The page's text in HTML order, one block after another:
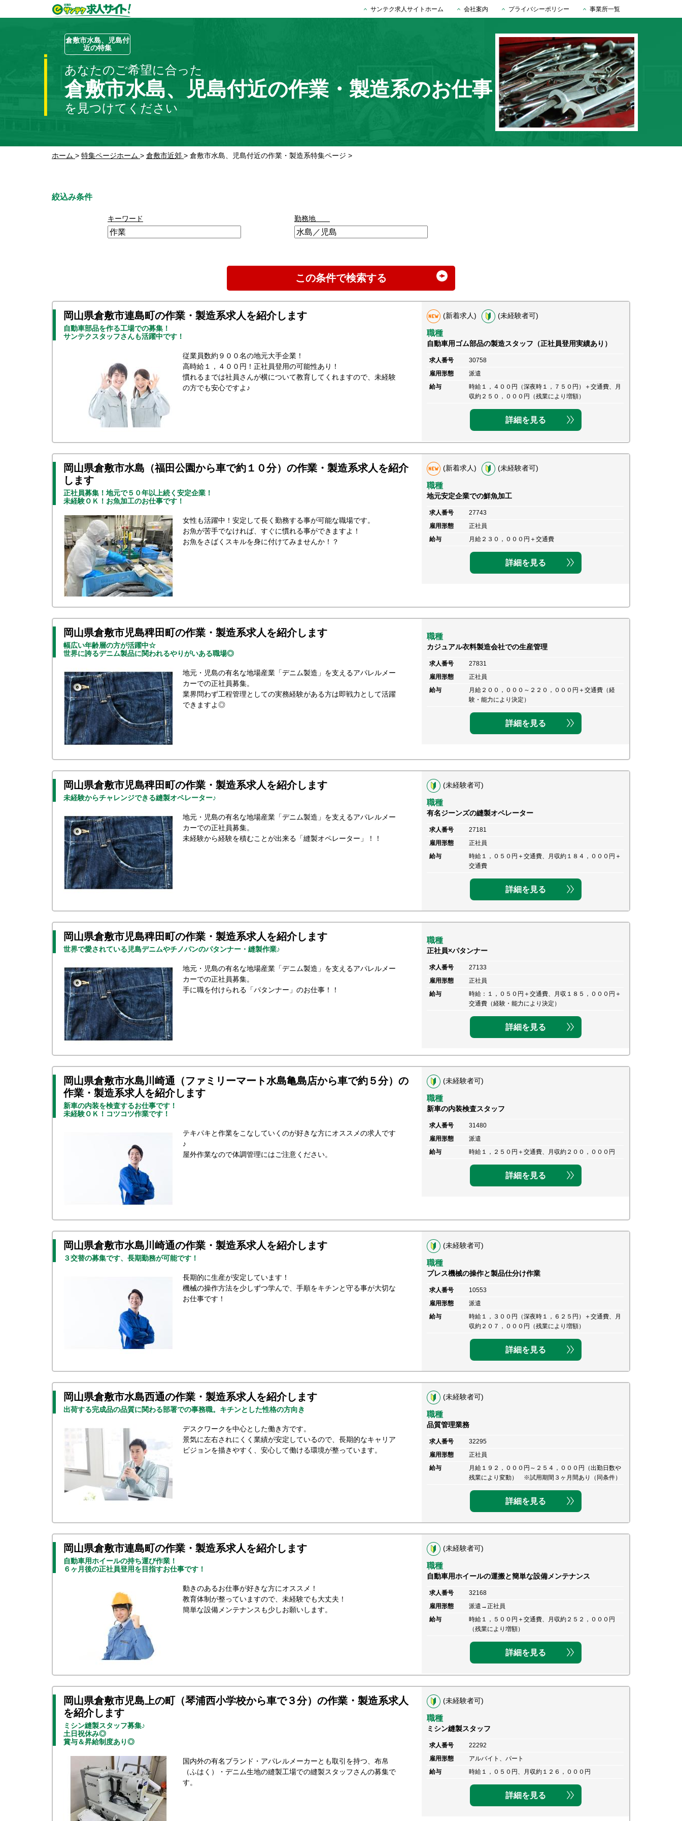
サンテク求人サイトホーム 会社案内 プライバシーポリシー 事業所一覧
倉敷市水島、児島付
近の特集
あなたのご希望に合った
倉敷市水島、児島付近の作業・製造系のお仕事
を見つけてください
ホーム > 特集ページホーム > 倉敷市近郊 > 倉敷市水島、児島付近の作業・製造系特集ページ >
絞込み条件
キーワード 勤務地
この条件で検索する
岡山県倉敷市連島町の作業・製造系求人を紹介します
自動車部品を作る工場での募集！
サンテクスタッフさんも活躍中です！
従業員数約９００名の地元大手企業！
高時給１，４００円！正社員登用の可能性あり！
慣れるまでは社員さんが横について教育してくれますので、未経験
の方でも安心ですよ♪
(新着求人) (未経験者可)
職種
自動車用ゴム部品の製造スタッフ（正社員登用実績あり）
求人番号
30758
雇用形態
派遣
給与
時給１，４００円（深夜時１，７５０円）＋交通費、月
収約２５０，０００円（残業により増額）
詳細を見る
岡山県倉敷市水島（福田公園から車で約１０分）の作業・製造系求人を紹介
します
正社員募集！地元で５０年以上続く安定企業！
未経験ＯＫ！お魚加工のお仕事です！
女性も活躍中！安定して長く勤務する事が可能な職場です。
お魚が苦手でなければ、すぐに慣れる事ができますよ！
お魚をさばくスキルを身に付けてみませんか！？
(新着求人) (未経験者可)
職種
地元安定企業での鮮魚加工
求人番号
27743
雇用形態
正社員
給与
月給２３０，０００円＋交通費
詳細を見る
岡山県倉敷市児島稗田町の作業・製造系求人を紹介します
幅広い年齢層の方が活躍中☆
世界に誇るデニム製品に関われるやりがいある職場◎
地元・児島の有名な地場産業「デニム製造」を支えるアパレルメー
カーでの正社員募集。
業界問わず工程管理としての実務経験がある方は即戦力として活躍
できますよ◎
職種
カジュアル衣料製造会社での生産管理
求人番号
27831
雇用形態
正社員
給与
月給２００，０００～２２０，０００円＋交通費（経
験・能力により決定）
詳細を見る
岡山県倉敷市児島稗田町の作業・製造系求人を紹介します
未経験からチャレンジできる縫製オペレーター♪
地元・児島の有名な地場産業「デニム製造」を支えるアパレルメー
カーでの正社員募集。
未経験から経験を積むことが出来る「縫製オペレーター」！！
(未経験者可)
職種
有名ジーンズの縫製オペレーター
求人番号
27181
雇用形態
正社員
給与
時給１，０５０円＋交通費、月収約１８４，０００円＋
交通費
詳細を見る
岡山県倉敷市児島稗田町の作業・製造系求人を紹介します
世界で愛されている児島デニムやチノパンのパタンナー・縫製作業♪
地元・児島の有名な地場産業「デニム製造」を支えるアパレルメー
カーでの正社員募集。
手に職を付けられる「パタンナー」のお仕事！！
職種
正社員×パタンナー
求人番号
27133
雇用形態
正社員
給与
時給：１，０５０円＋交通費、月収１８５，０００円＋
交通費（経験・能力により決定）
詳細を見る
岡山県倉敷市水島川崎通（ファミリーマート水島亀島店から車で約５分）の
作業・製造系求人を紹介します
新車の内装を検査するお仕事です！
未経験ＯＫ！コツコツ作業です！
テキパキと作業をこなしていくのが好きな方にオススメの求人です
♪
屋外作業なので体調管理にはご注意ください。
(未経験者可)
職種
新車の内装検査スタッフ
求人番号
31480
雇用形態
派遣
給与
時給１，２５０円＋交通費、月収約２００，０００円
詳細を見る
岡山県倉敷市水島川崎通の作業・製造系求人を紹介します
３交替の募集です、長期勤務が可能です！
長期的に生産が安定しています！
機械の操作方法を少しずつ学んで、手順をキチンと守る事が大切な
お仕事です！
(未経験者可)
職種
プレス機械の操作と製品仕分け作業
求人番号
10553
雇用形態
派遣
給与
時給１，３００円（深夜時１，６２５円）＋交通費、月
収約２０７，０００円（残業により増額）
詳細を見る
岡山県倉敷市水島西通の作業・製造系求人を紹介します
出荷する完成品の品質に関わる部署での事務職。キチンとした性格の方向き
デスクワークを中心とした働き方です。
景気に左右されにくく業績が安定しているので、長期的なキャリア
ビジョンを描きやすく、安心して働ける環境が整っています。
(未経験者可)
職種
品質管理業務
求人番号
32295
雇用形態
正社員
給与
月給１９２，０００円～２５４，０００円（出勤日数や
残業により変動） ※試用期間３ヶ月間あり（同条件）
詳細を見る
岡山県倉敷市連島町の作業・製造系求人を紹介します
自動車用ホイールの持ち運び作業！
６ヶ月後の正社員登用を目指すお仕事です！
動きのあるお仕事が好きな方にオススメ！
教育体制が整っていますので、未経験でも大丈夫！
簡単な設備メンテナンスも少しお願いします。
(未経験者可)
職種
自動車用ホイールの運搬と簡単な設備メンテナンス
求人番号
32168
雇用形態
派遣→正社員
給与
時給１，５００円＋交通費、月収約２５２，０００円
（残業により増額）
詳細を見る
岡山県倉敷市児島上の町（琴浦西小学校から車で３分）の作業・製造系求人
を紹介します
ミシン縫製スタッフ募集♪
土日祝休み◎
賞与＆昇給制度あり◎
国内外の有名ブランド・アパレルメーカーとも取引を持つ、布帛
（ふはく）・デニム生地の縫製工場での縫製スタッフさんの募集で
す。
(未経験者可)
職種
ミシン縫製スタッフ
求人番号
22292
雇用形態
アルバイト、パート
給与
時給１，０５０円、月収約１２６，０００円
詳細を見る